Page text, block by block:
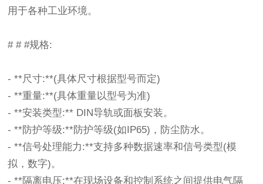
用于各种工业环境。
# # #规格:
- **尺寸:**(具体尺寸根据型号而定)
- **重量:**(具体重量以型号为准)
- **安装类型:** DIN导轨或面板安装。
- **防护等级:**防护等级(如IP65)，防尘防水。
- **信号处理能力:**支持多种数据速率和信号类型(模
拟，数字)。
- **隔离电压:**在现场设备和控制系统之间提供电气隔